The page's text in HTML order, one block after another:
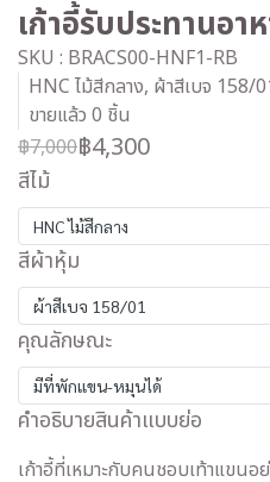
เก้าอี้รับประทานอา
SKU : BRACS00-HNF1-RB
HNC ไม้สีกลาง, ผ้าสีเบจ
ขายแล้ว 0 ชิ้น
฿7,000฿4,300
สีไม้
HNC ไม้สีกลาง
สีผ้าหุ้ม
ผ้าสีเบจ 158/01
คุณลักษณะ
มีที่พักแขน-หมุนได้
คำอธิบายสินค้าแบบย่อ
เก้าอี้ที่เหมาะกับคนชอบเท้าแขนอ